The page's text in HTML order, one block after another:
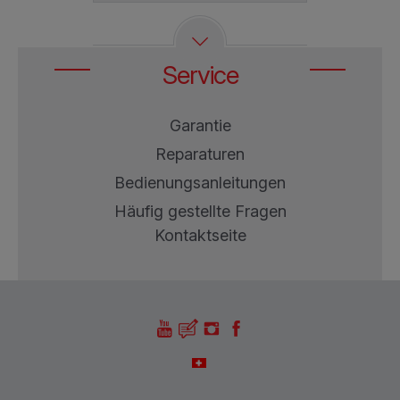
Service
Garantie
Reparaturen
Bedienungsanleitungen
Häufig gestellte Fragen
Kontaktseite